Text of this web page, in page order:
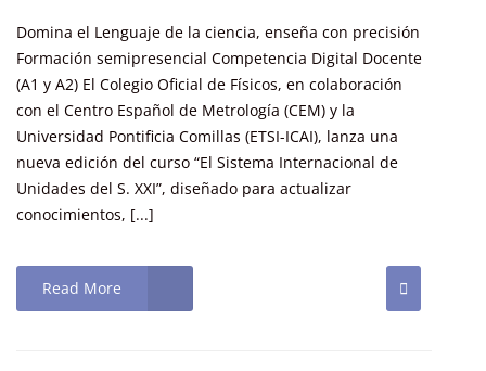
Domina el Lenguaje de la ciencia, enseña con precisión
Formación semipresencial Competencia Digital Docente
(A1 y A2) El Colegio Oficial de Físicos, en colaboración
con el Centro Español de Metrología (CEM) y la
Universidad Pontificia Comillas (ETSI-ICAI), lanza una
nueva edición del curso “El Sistema Internacional de
Unidades del S. XXI”, diseñado para actualizar
conocimientos, [...]
Read More